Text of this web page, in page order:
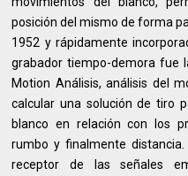
posición del mismo de forma
1952 y rápidamente
grabador tiempo-demora fue
Motion Análisis, análisis del
calcular una solución de tiro
blanco en relación con los
rumbo y finalmente
receptor de las señales